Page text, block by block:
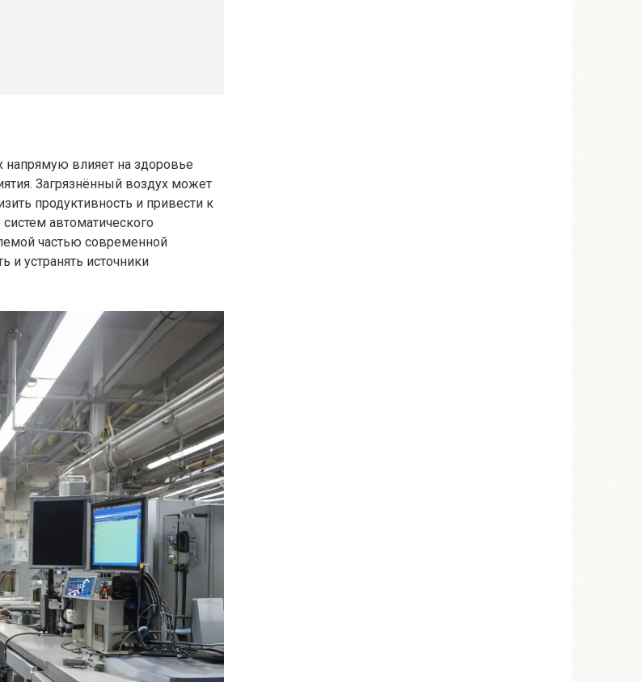
влияет на здоровье
Загрязнённый воздух может
продуктивность и привести к
автоматического
частью современной
устранять источники